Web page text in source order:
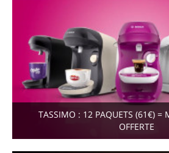
TASSIMO : 12 PAQUETS (61€) =
OFFERTE